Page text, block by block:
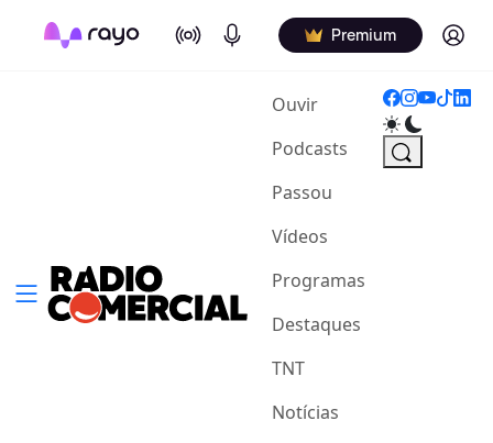
On Air Podcasts Premium Log in
Ouvir(current)
Podcasts
Passou
Vídeos
Programas
Destaques
TNT
Notícias